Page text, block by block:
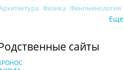
Физика Феноменология
Еще
сайты